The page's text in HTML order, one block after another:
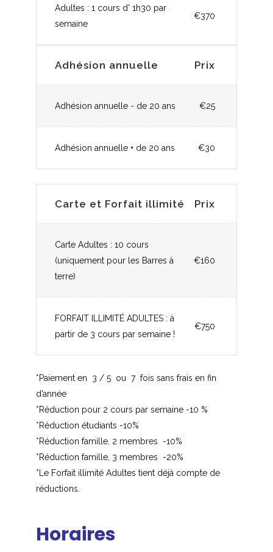
Adultes : 1 cours d' 1h30 par
semaine
€370
Adhésion annuelle Prix
Adhésion annuelle - de 20 ans €25
Adhésion annuelle + de 20 ans €30
Carte et Forfait illimité Prix
Carte Adultes : 10 cours
(uniquement pour les Barres à
terre)
€160
FORFAIT ILLIMITÉ ADULTES : à
partir de 3 cours par semaine !
€750
*Paiement en 3 / 5 ou 7 fois sans frais en fin
d’année
*Réduction pour 2 cours par semaine -10 %
*Réduction étudiants -10%
*Réduction famille, 2 membres -10%
*Réduction famille, 3 membres -20%
*Le Forfait illimité Adultes tient déjà compte de
réductions.
Horaires